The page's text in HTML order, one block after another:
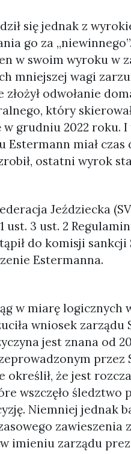
się jednak z
go za
w swoim wyroku w
mniejszej wagi
odwołanie
który
grudniu 2022 roku.
Estermann miał
ostatni wyrok
Jeździecka
ust. 3 ust. 2
do komisji
Estermanna.
w miarę logicznych
wniosek zarządu
jest znana od
przez
określił, że jest
wszczęło
Niemniej jednak
zawieszenia
imieniu zarządu